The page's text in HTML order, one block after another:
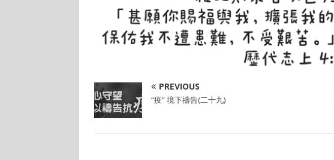
PREVIOUS
“疫” 境下禱告(二十九)